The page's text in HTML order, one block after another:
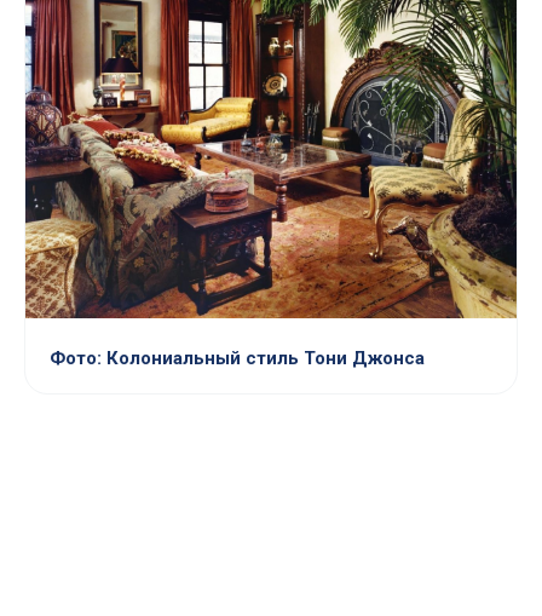
Фото: Колониальный стиль Тони Джонса